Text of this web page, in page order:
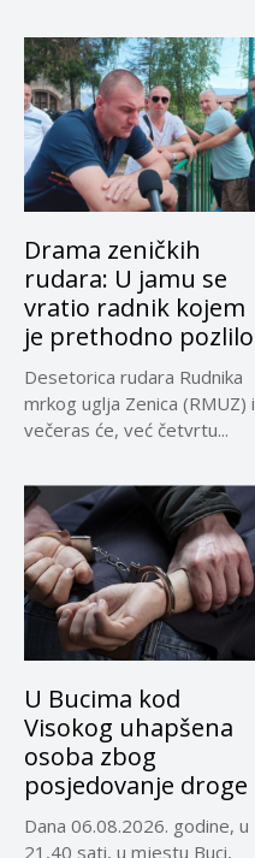
Drama zeničkih
rudara: U jamu se
vratio radnik kojem
je prethodno pozlilo
Desetorica rudara Rudnika
mrkog uglja Zenica (RMUZ) i
večeras će, već četvrtu...
U Bucima kod
Visokog uhapšena
osoba zbog
posjedovanje droge
Dana 06.08.2026. godine, u
21,40 sati, u mjestu Buci,